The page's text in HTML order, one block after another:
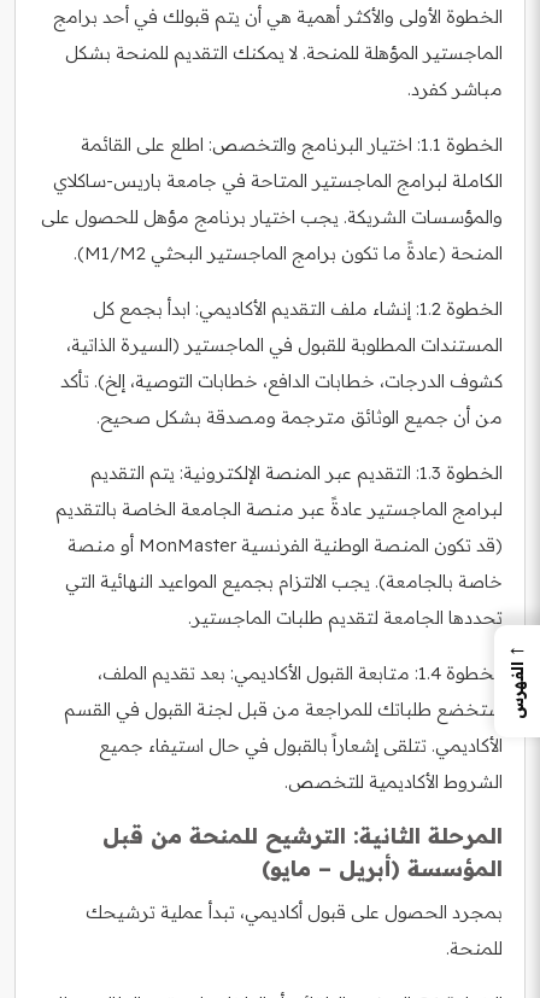
الخطوة الأولى والأكثر أهمية هي أن يتم قبولك في أحد برامج
الماجستير المؤهلة للمنحة. لا يمكنك التقديم للمنحة بشكل
مباشر كفرد.
الخطوة 1.1: اختيار البرنامج والتخصص: اطلع على القائمة
الكاملة لبرامج الماجستير المتاحة في جامعة باريس-ساكلاي
والمؤسسات الشريكة. يجب اختيار برنامج مؤهل للحصول على
المنحة (عادةً ما تكون برامج الماجستير البحثي M1/M2).
الخطوة 1.2: إنشاء ملف التقديم الأكاديمي: ابدأ بجمع كل
المستندات المطلوبة للقبول في الماجستير (السيرة الذاتية،
كشوف الدرجات، خطابات الدافع، خطابات التوصية، إلخ). تأكد
من أن جميع الوثائق مترجمة ومصدقة بشكل صحيح.
الخطوة 1.3: التقديم عبر المنصة الإلكترونية: يتم التقديم
لبرامج الماجستير عادةً عبر منصة الجامعة الخاصة بالتقديم
(قد تكون المنصة الوطنية الفرنسية MonMaster أو منصة
خاصة بالجامعة). يجب الالتزام بجميع المواعيد النهائية التي
تحددها الجامعة لتقديم طلبات الماجستير.
الخطوة 1.4: متابعة القبول الأكاديمي: بعد تقديم الملف،
ستخضع طلباتك للمراجعة من قبل لجنة القبول في القسم
الأكاديمي. تتلقى إشعاراً بالقبول في حال استيفاء جميع
الشروط الأكاديمية للتخصص.
المرحلة الثانية: الترشيح للمنحة من قبل
المؤسسة (أبريل – مايو)
بمجرد الحصول على قبول أكاديمي، تبدأ عملية ترشيحك
للمنحة.
←
الفهرس